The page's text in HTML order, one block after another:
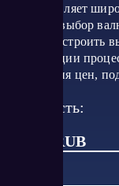
Предоставляет
наценки, выбор
Можно настроить
оптимизации
обновления цен,
Стоимость:
от 375 RUB